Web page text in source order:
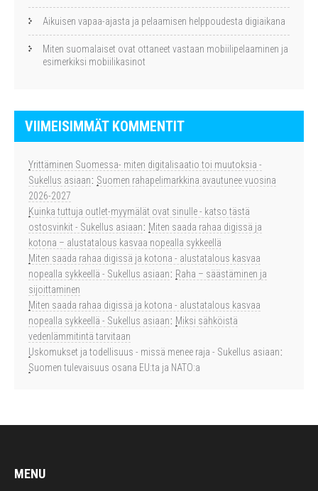
Aikuisen vapaa-ajasta ja pelaamisen helppoudesta digiaikana
Miten suomalaiset ovat ottaneet vastaan mobiilipelaaminen ja
esimerkiksi mobiilikasinot
VIIMEISIMMÄT KOMMENTIT
Yrittäminen Suomessa- miten digitalisaatio toi muutoksia -
Sukellus asiaan: Suomen rahapelimarkkina avautunee vuosina
2026-2027
Kuinka tuttuja outlet-myymälät ovat sinulle - katso tästä
ostosvinkit - Sukellus asiaan: Miten saada rahaa digissä ja
kotona – alustatalous kasvaa nopealla sykkeellä
Miten saada rahaa digissä ja kotona - alustatalous kasvaa
nopealla sykkeellä - Sukellus asiaan: Raha – säästäminen ja
sijoittaminen
Miten saada rahaa digissä ja kotona - alustatalous kasvaa
nopealla sykkeellä - Sukellus asiaan: Miksi sähköistä
vedenlämmitintä tarvitaan
Uskomukset ja todellisuus - missä menee raja - Sukellus asiaan:
Suomen tulevaisuus osana EU:ta ja NATO:a
MENU